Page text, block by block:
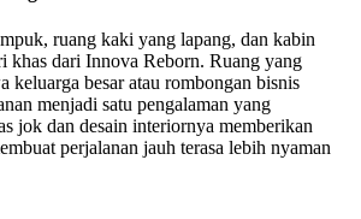
ruang kaki yang lapang, dan kabin
khas dari Innova Reborn. Ruang yang
keluarga besar atau rombongan bisnis
menjadi satu pengalaman yang
jok dan desain interiornya memberikan
perjalanan jauh terasa lebih nyaman